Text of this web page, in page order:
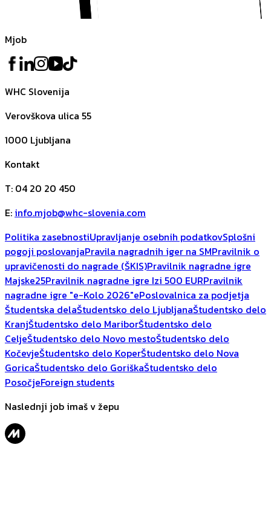
Mjob
WHC Slovenija
Verovškova ulica 55
1000 Ljubljana
Kontakt
T: 04 20 20 450
E: info.mjob@whc-slovenia.com
Politika zasebnostiUpravljanje osebnih podatkovSplošni
pogoji poslovanjaPravila nagradnih iger na SMPravilnik o
upravičenosti do nagrade (ŠKIS)Pravilnik nagradne igre
Majske25Pravilnik nagradne igre Izi 500 EURPravilnik
nagradne igre "e-Kolo 2026"ePoslovalnica za podjetja
Študentska delaŠtudentsko delo LjubljanaŠtudentsko delo
KranjŠtudentsko delo MariborŠtudentsko delo
CeljeŠtudentsko delo Novo mestoŠtudentsko delo
KočevjeŠtudentsko delo KoperŠtudentsko delo Nova
GoricaŠtudentsko delo GoriškaŠtudentsko delo
PosočjeForeign students
Naslednji job imaš v žepu